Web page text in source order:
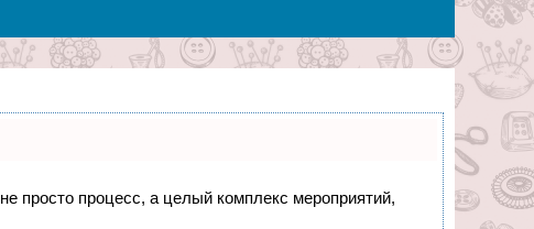
просто процесс, а целый комплекс мероприятий,